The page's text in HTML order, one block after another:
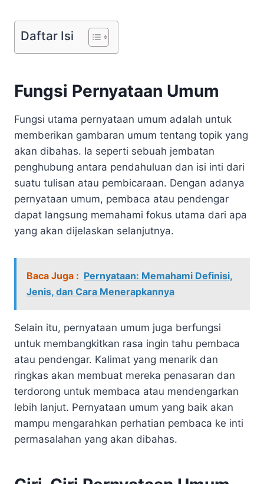
Daftar Isi
Fungsi Pernyataan Umum
Fungsi utama pernyataan umum adalah untuk
memberikan gambaran umum tentang topik yang
akan dibahas. Ia seperti sebuah jembatan
penghubung antara pendahuluan dan isi inti dari
suatu tulisan atau pembicaraan. Dengan adanya
pernyataan umum, pembaca atau pendengar
dapat langsung memahami fokus utama dari apa
yang akan dijelaskan selanjutnya.
Baca Juga : Pernyataan: Memahami Definisi,
Jenis, dan Cara Menerapkannya
Selain itu, pernyataan umum juga berfungsi
untuk membangkitkan rasa ingin tahu pembaca
atau pendengar. Kalimat yang menarik dan
ringkas akan membuat mereka penasaran dan
terdorong untuk membaca atau mendengarkan
lebih lanjut. Pernyataan umum yang baik akan
mampu mengarahkan perhatian pembaca ke inti
permasalahan yang akan dibahas.